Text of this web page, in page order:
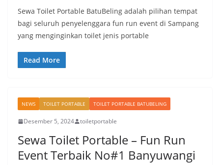
Sewa Toilet Portable BatuBeling adalah pilihan tempat
bagi seluruh penyelenggara fun run event di Sampang
yang menginginkan toilet jenis portable
Read More
NEWS TOILET PORTABLE TOILET PORTABLE BATUBELING
Desember 5, 2024 toiletportable
Sewa Toilet Portable – Fun Run
Event Terbaik No#1 Banyuwangi